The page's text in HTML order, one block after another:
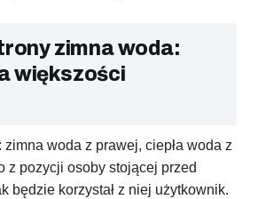
zimna woda:
większości
woda z prawej, ciepła woda z
z pozycji osoby stojącej przed
będzie korzystał z niej użytkownik.